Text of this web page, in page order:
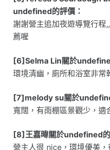
undefined的評價：
謝謝營主追加夜遊導覽行程
薦喔
[6]Selma Lin關於
環境清幽，廁所和浴室非常
[7]melody su關於
寬闊，有雨棚區景觀少，適
[8]王嘉暐關於undefined的
營主人很 nice，環境優美